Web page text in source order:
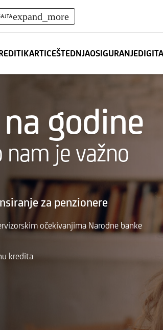
expand_more
KARTICEŠTEDNJAOSIGURANJE
godine
je važno
za penzionere
očekivanjima Narodne banke
kredita